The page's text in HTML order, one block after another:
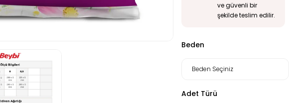
ve güvenli bir
şekilde teslim edilir.
Beden
Adet Türü